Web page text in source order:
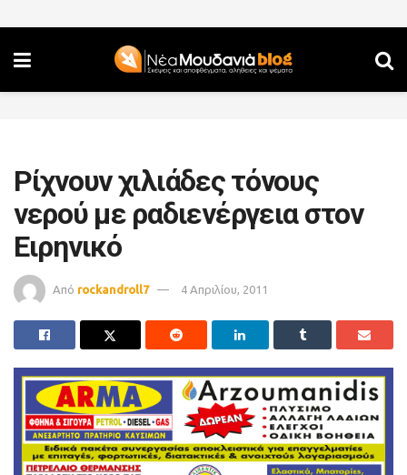
Ρίχνουν χιλιάδες τόνους
νερού με ραδιενέργεια στον
Ειρηνικό
Από rockandroll7 4 Απριλίου, 2011